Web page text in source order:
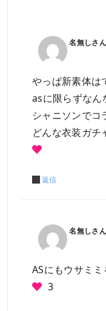
名無しさん
やっぱ新素体は
asに限らずなん
シャニソンでコ
どんな衣装ガチ
返信
名無しさん
ASにもウサミ
3